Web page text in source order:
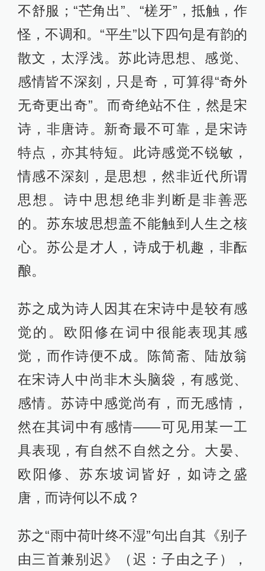
不舒服；“芒角出”、“槎牙”，抵触，作
怪，不调和。“平生”以下四句是有韵的
散文，太浮浅。苏此诗思想、感觉、
感情皆不深刻，只是奇，可算得“奇外
无奇更出奇”。而奇绝站不住，然是宋
诗，非唐诗。新奇最不可靠，是宋诗
特点，亦其特短。此诗感觉不锐敏，
情感不深刻，是思想，然非近代所谓
思想。诗中思想绝非判断是非善恶
的。苏东坡思想盖不能触到人生之核
心。苏公是才人，诗成于机趣，非酝
酿。
苏之成为诗人因其在宋诗中是较有感
觉的。欧阳修在词中很能表现其感
觉，而作诗便不成。陈简斋、陆放翁
在宋诗人中尚非木头脑袋，有感觉、
感情。苏诗中感觉尚有，而无感情，
然在其词中有感情——可见用某一工
具表现，有自然不自然之分。大晏、
欧阳修、苏东坡词皆好，如诗之盛
唐，而诗何以不成？
苏之“雨中荷叶终不湿”句出自其《别子
由三首兼别迟》（迟：子由之子），